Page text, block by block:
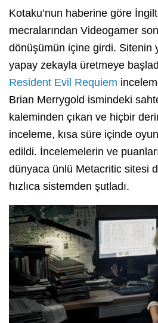
Kotaku’nun haberine göre
mecralarından Videogamer
dönüşümün içine girdi. Sitenin
yapay zekayla üretmeye
Resident Evil Requiem
Brian Merrygold ismindeki
kaleminden çıkan ve hiçbir
inceleme, kısa süre içinde
edildi. İncelemelerin ve
dünyaca ünlü Metacritic sitesi
hızlıca sistemden şutladı.